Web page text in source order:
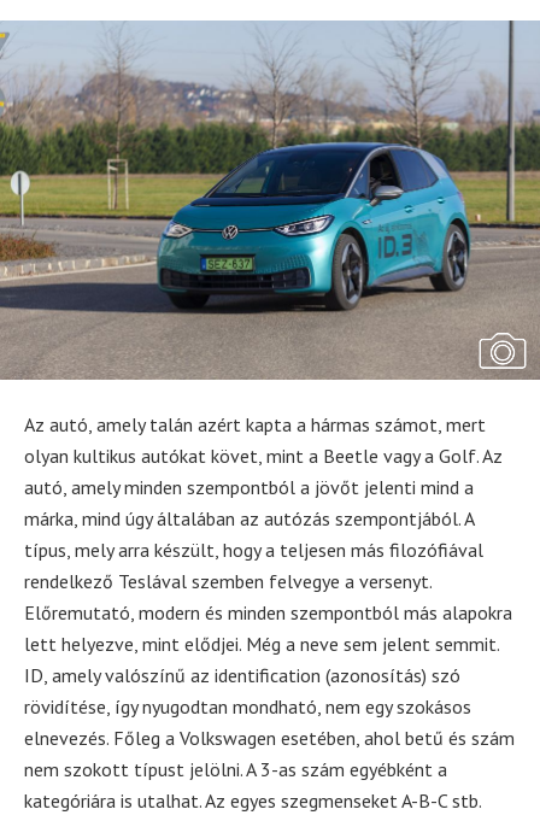
Az autó, amely talán azért kapta a hármas számot, mert
olyan kultikus autókat követ, mint a Beetle vagy a Golf. Az
autó, amely minden szempontból a jövőt jelenti mind a
márka, mind úgy általában az autózás szempontjából. A
típus, mely arra készült, hogy a teljesen más filozófiával
rendelkező Teslával szemben felvegye a versenyt.
Előremutató, modern és minden szempontból más alapokra
lett helyezve, mint elődjei. Még a neve sem jelent semmit.
ID, amely valószínű az identification (azonosítás) szó
rövidítése, így nyugodtan mondható, nem egy szokásos
elnevezés. Főleg a Volkswagen esetében, ahol betű és szám
nem szokott típust jelölni. A 3-as szám egyébként a
kategóriára is utalhat. Az egyes szegmenseket A-B-C stb.